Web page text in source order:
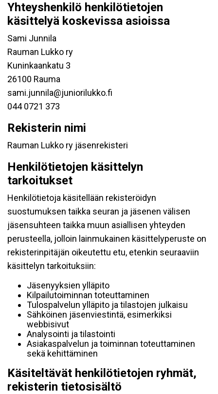
Yhteyshenkilö henkilötietojen
käsittelyä koskevissa asioissa
Sami Junnila
Rauman Lukko ry
Kuninkaankatu 3
26100 Rauma
sami.junnila@juniorilukko.fi
044 0721 373
Rekisterin nimi
Rauman Lukko ry jäsenrekisteri
Henkilötietojen käsittelyn
tarkoitukset
Henkilötietoja käsitellään rekisteröidyn
suostumuksen taikka seuran ja jäsenen välisen
jäsensuhteen taikka muun asiallisen yhteyden
perusteella, jolloin lainmukainen käsittelyperuste on
rekisterinpitäjän oikeutettu etu, etenkin seuraaviin
käsittelyn tarkoituksiin:
Jäsenyyksien ylläpito
Kilpailutoiminnan toteuttaminen
Tulospalvelun ylläpito ja tilastojen julkaisu
Sähköinen jäsenviestintä, esimerkiksi
webbisivut
Analysointi ja tilastointi
Asiakaspalvelun ja toiminnan toteuttaminen
sekä kehittäminen
Käsiteltävät henkilötietojen ryhmät,
rekisterin tietosisältö